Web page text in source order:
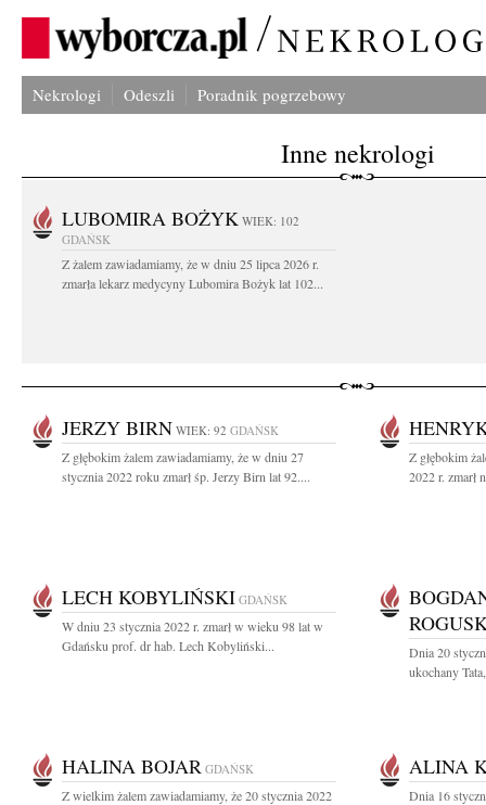
Nekrologi Odeszli Poradnik pogrzebowy
Inne nekrologi
LUBOMIRA BOŻYK WIEK: 102
GDAŃSK
Z żalem zawiadamiamy, że w dniu 25 lipca 2026 r.
zmarła lekarz medycyny Lubomira Bożyk lat 102...
JERZY BIRN WIEK: 92 GDAŃSK
Z głębokim żalem zawiadamiamy, że w dniu 27
stycznia 2022 roku zmarł śp. Jerzy Birn lat 92....
Z głębokim
2022 r. zmarł
LECH KOBYLIŃSKI GDAŃSK
W dniu 23 stycznia 2022 r. zmarł w wieku 98 lat w
Gdańsku prof. dr hab. Lech Kobyliński...
Dnia 20
ukochany
HALINA BOJAR GDAŃSK
Z wielkim żalem zawiadamiamy, że 20 stycznia 2022
ALINA
Dnia 16